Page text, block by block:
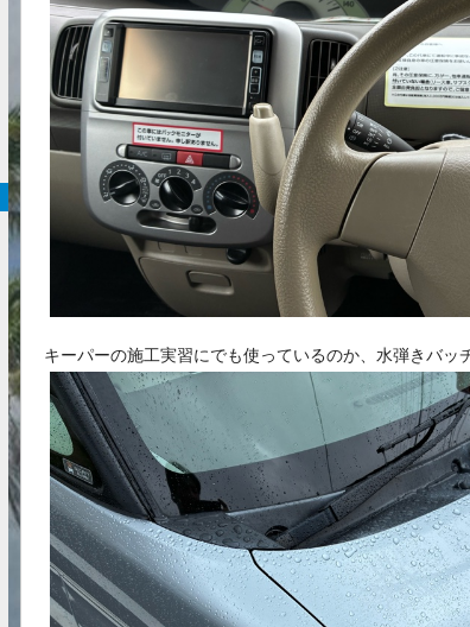
キーパーの施工実習にでも使っているのか、水弾きバッ